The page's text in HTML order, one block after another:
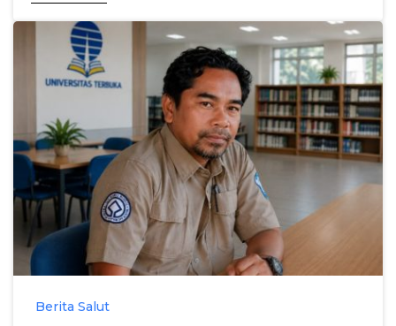
Berita Salut